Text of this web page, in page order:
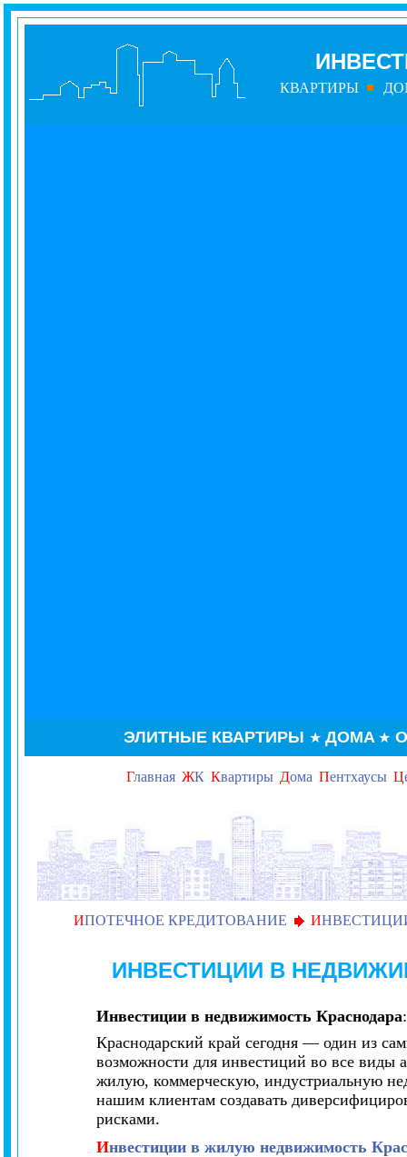
КВАРТИРЫ
ЭЛИТНЫЕ КВАРТИРЫ ★ДОМА ★
Главная ЖК Квартиры Дома Пентхаусы Ц
ИПОТЕЧНОЕ КРЕДИТОВАНИЕ И
ИНВЕСТИЦИИ В
Инвестиции в недвижимость Краснодара:
Краснодарский край сегодня — один из
возможности для инвестиций во все виды
жилую, коммерческую, индустриальную
нашим клиентам создавать
рисками.
Инвестиции в жилую недвижимость